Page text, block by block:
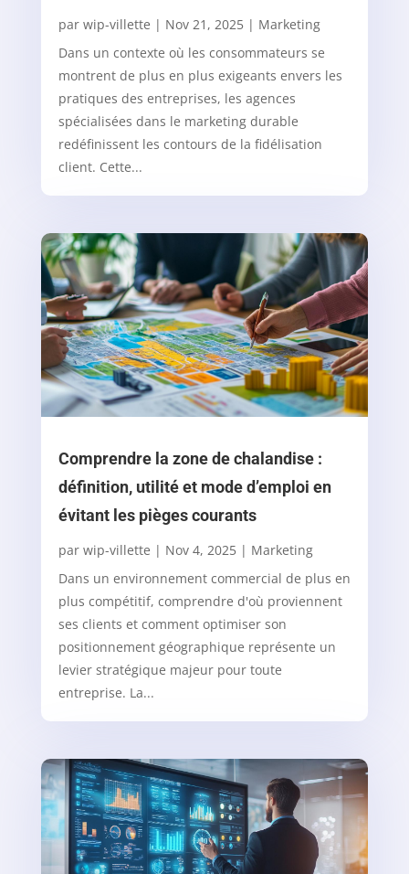
par wip-villette | Nov 21, 2025| Marketing
Dans un contexte où les consommateurs se
montrent de plus en plus exigeants envers les
pratiques des entreprises, les agences
spécialisées dans le marketing durable
redéfinissent les contours de la fidélisation
client. Cette...
Comprendre la zone de chalandise :
définition, utilité et mode d’emploi en
évitant les pièges courants
par wip-villette | Nov 4, 2025| Marketing
Dans un environnement commercial de plus en
plus compétitif, comprendre d'où proviennent
ses clients et comment optimiser son
positionnement géographique représente un
levier stratégique majeur pour toute
entreprise. La...